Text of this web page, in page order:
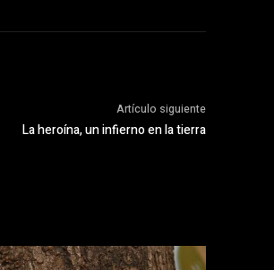
Artículo siguiente
La heroína, un infierno en la tierra